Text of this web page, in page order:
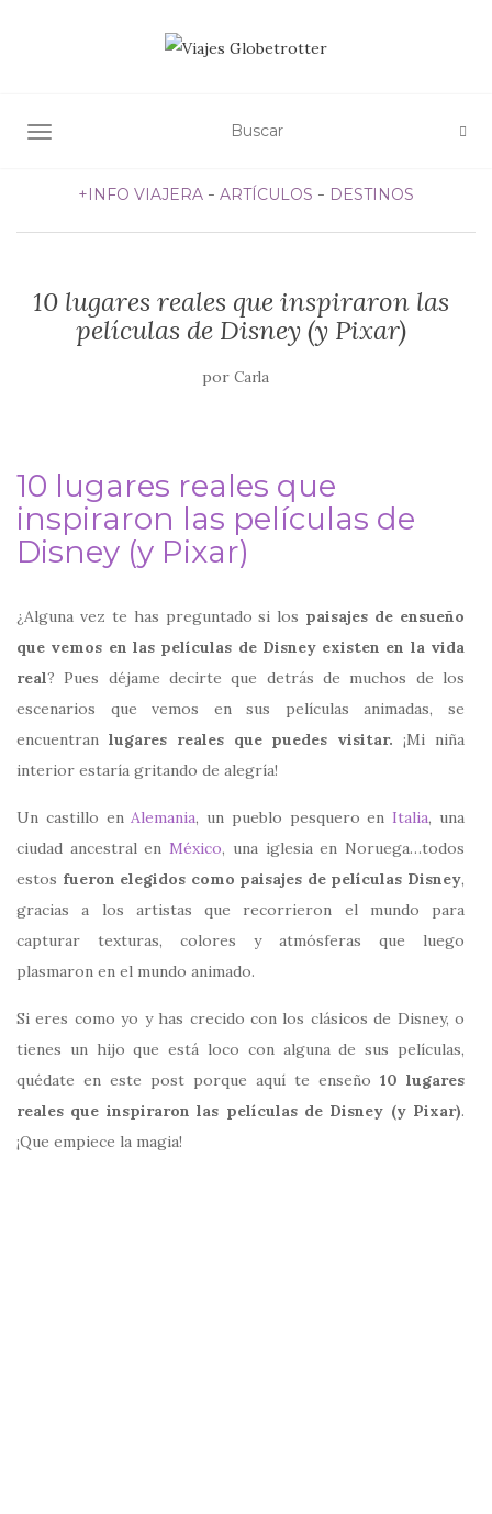
ALTERNAR NAVEGACIÓN
+INFO VIAJERA ARTÍCULOS DESTINOS
10 lugares reales que inspiraron las
películas de Disney (y Pixar)
por Carla
10 lugares reales que
inspiraron las películas de
Disney (y Pixar)
¿Alguna vez te has preguntado si los paisajes de ensueño
que vemos en las películas de Disney existen en la vida
real? Pues déjame decirte que detrás de muchos de los
escenarios que vemos en sus películas animadas, se
encuentran lugares reales que puedes visitar. ¡Mi niña
interior estaría gritando de alegría!
Un castillo en Alemania, un pueblo pesquero enItalia, una
ciudad ancestral en México, una iglesia en Noruega…todos
estos fueron elegidos como paisajes de películas Disney,
gracias a los artistas que recorrieron el mundo para
capturar texturas, colores y atmósferas que luego
plasmaron en el mundo animado.
Si eres como yo y has crecido con los clásicos de Disney, o
tienes un hijo que está loco con alguna de sus películas,
quédate en este post porque aquí te enseño 10 lugares
reales que inspiraron las películas de Disney (y Pixar).
¡Que empiece la magia!